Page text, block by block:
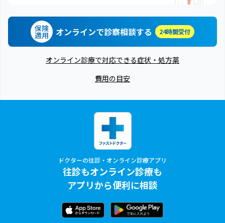
保険
適用 オンラインで診察相談する 24時間受付
オンライン診療で対応できる症状・処方薬
費用の目安
ドクターの往診・オンライン診療アプリ
往診もオンライン診療も
アプリから便利に相談